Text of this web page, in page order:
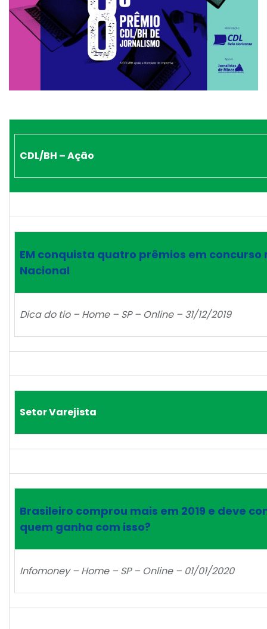
CDL/BH – Ação
EM conquista quatro prêmios em
Nacional
Dica do tio – Home – SP – Online – 31/12/2019
Setor Varejista
Brasileiro comprou mais em 2019 e deve
quem ganha com isso?
Infomoney – Home – SP – Online – 01/01/2020